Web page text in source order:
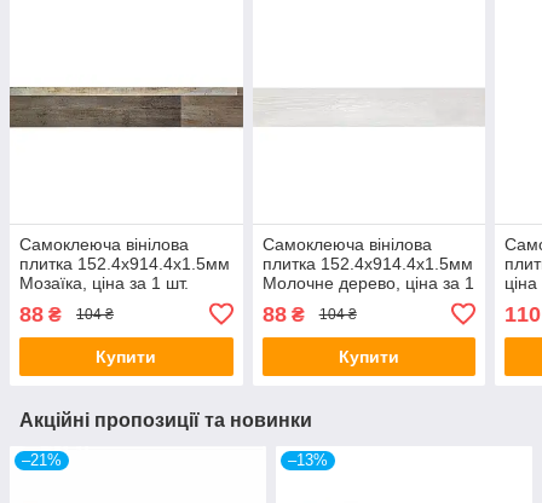
Самоклеюча вінілова
плитка 152.4х914.4х1.5мм
Мозаїка, ціна за 1 шт.
00000223
88 ₴ 104 ₴
Купити
Самоклеюча вінілова
плитка 152.4х914.4х1.5мм
Молочне дерево, ціна за 1
шт. (СВП-009) Матова SW-
00000287
88₴ 104 ₴
Купити
110
Акційні пропозиції та новинки
–21% –13%